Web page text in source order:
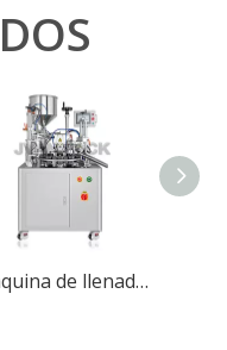
Máquina de llenado y sellado de tubo semiautomático RG-006